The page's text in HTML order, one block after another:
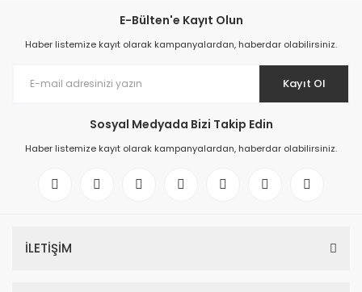
E-Bülten'e Kayıt Olun
Haber listemize kayıt olarak kampanyalardan, haberdar olabilirsiniz.
Kayıt Ol
Sosyal Medyada Bizi Takip Edin
Haber listemize kayıt olarak kampanyalardan, haberdar olabilirsiniz.
İLETİŞİM